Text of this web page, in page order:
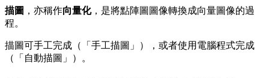
描圖 ，亦稱作向量化，是將點陣圖圖像轉換成向量圖像的過
程。
描圖可手工完成（「手工描圖」），或者使用電腦程式完成
（「自動描圖」）。